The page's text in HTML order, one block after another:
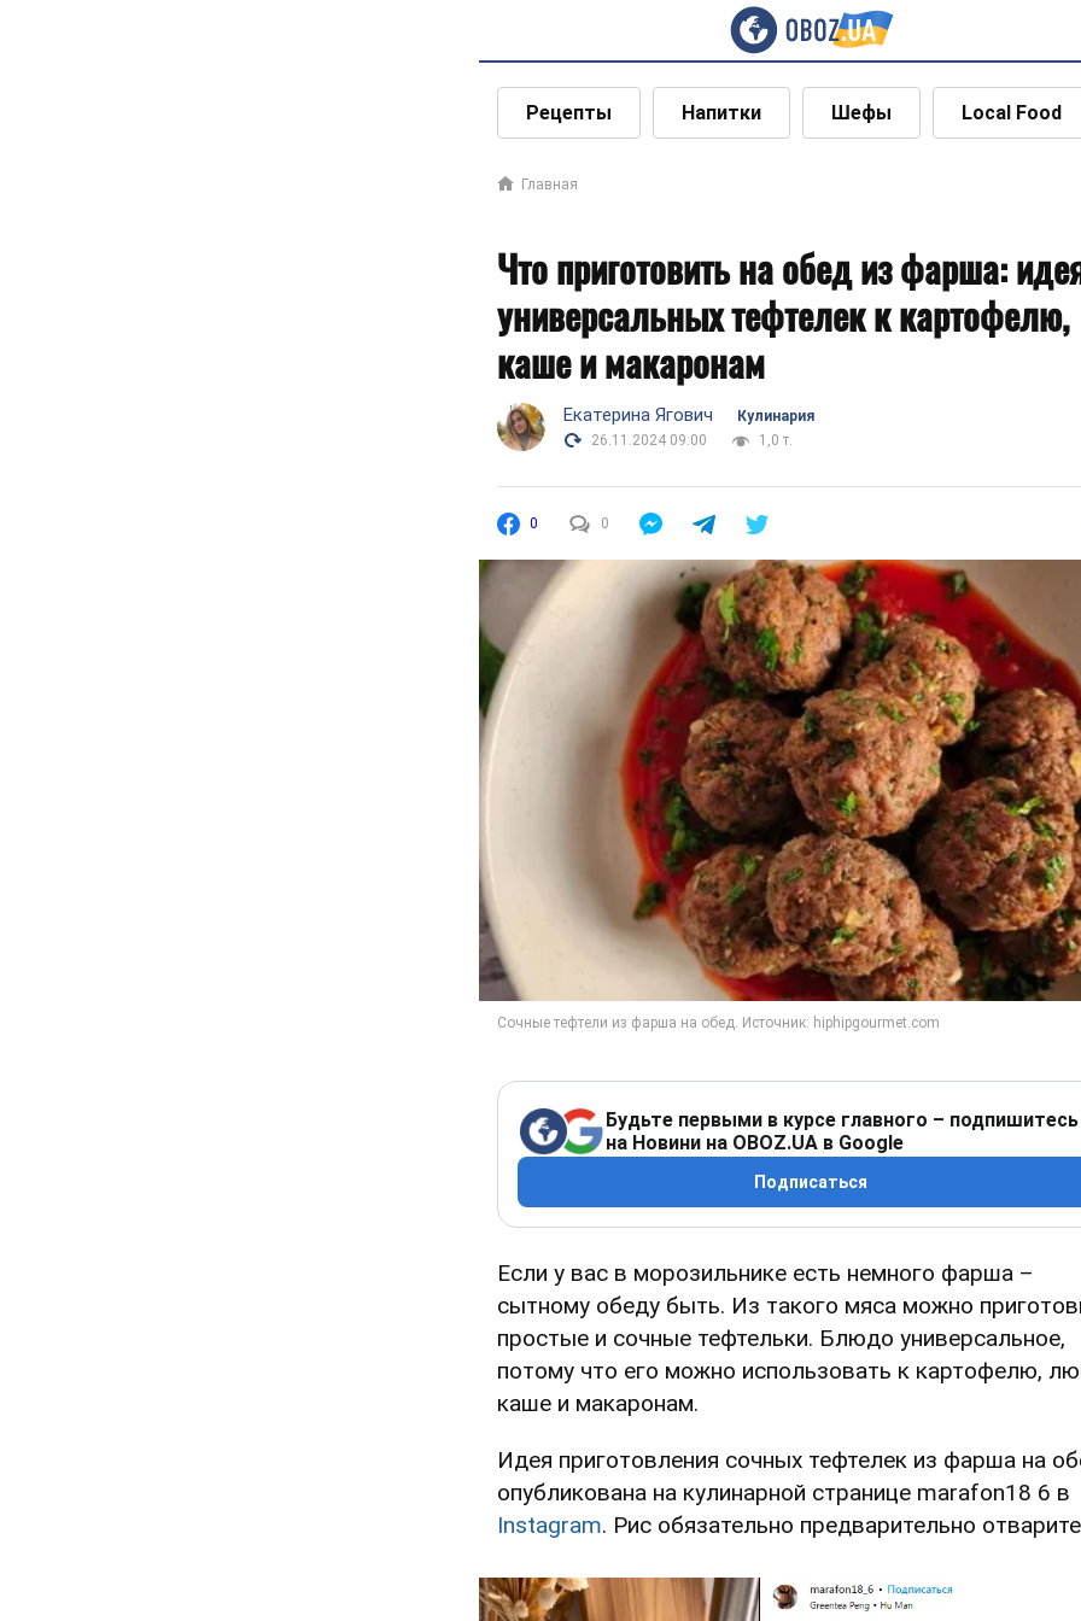
Рецепты Напитки Шефы Local Food
Главная
Что приготовить на обед из фарша:
универсальных тефтелек к картофелю,
каше и макаронам
Екатерина Ягович
Кулинария
26.11.2024 09:00
1,0 т.
0 0
Будьте первыми в курсе главного – подпишитесь
на Новини на OBOZ.UA в Google
Подписаться
Если у вас в морозильнике есть немного фарша –
сытному обеду быть. Из такого мяса можно
простые и сочные тефтельки. Блюдо универсальное,
потому что его можно использовать к картофелю,
каше и макаронам.
Идея приготовления сочных тефтелек из фарша на
опубликована на кулинарной странице marafon18 6 в
Instagram. Рис обязательно предварительно